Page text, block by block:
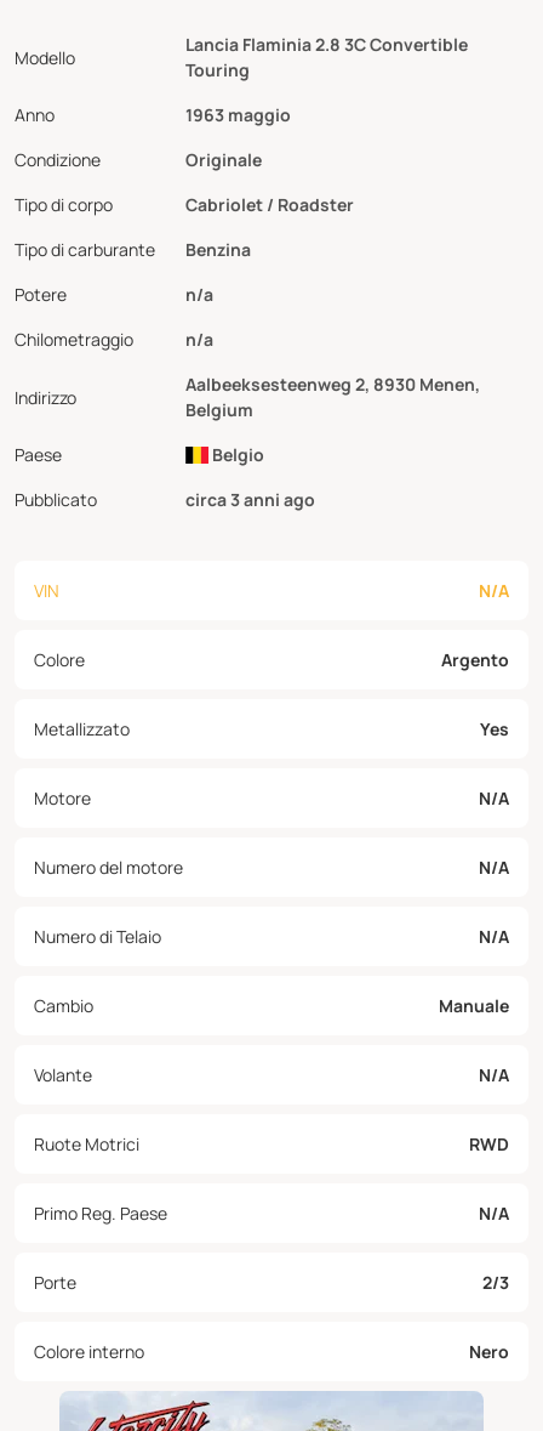
Modello
Lancia Flaminia 2.8 3C Convertible
Touring
Anno
1963 maggio
Condizione
Originale
Tipo di corpo
Cabriolet / Roadster
Tipo di carburante
Benzina
Potere
n/a
Chilometraggio
n/a
Indirizzo
Aalbeeksesteenweg 2, 8930 Menen,
Belgium
Paese
Belgio
Pubblicato
circa 3 anni ago
VIN N/A
Colore Argento
Metallizzato Yes
Motore N/A
Numero del motore N/A
Numero di Telaio N/A
Cambio Manuale
Volante N/A
Ruote Motrici RWD
Primo Reg. Paese N/A
Porte 2/3
Colore interno Nero